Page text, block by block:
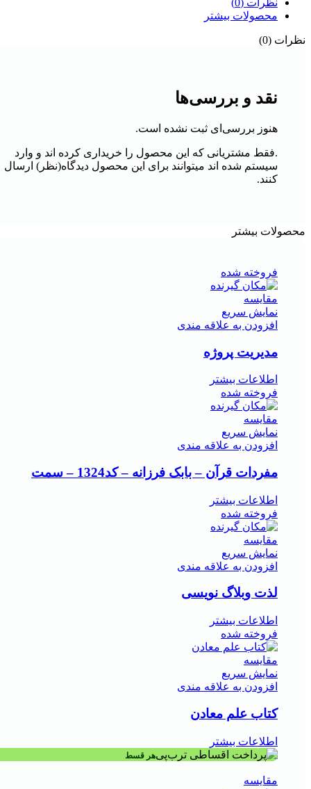
نظرات (0)
محصولات بیشتر
نظرات (0)
نقد و بررسی‌ها
هنوز بررسی‌ای ثبت نشده است.
.فقط مشتریانی که این محصول را خریداری کرده اند و وارد
سیستم شده اند میتوانند برای این محصول دیدگاه(نظر) ارسال
کنند.
محصولات بیشتر
فروخته شده
مقايسه
نمایش سریع
افزودن به علاقه مندی
مدیریت پروژه
اطلاعات بیشتر
فروخته شده
مقايسه
نمایش سریع
افزودن به علاقه مندی
مفردات قرآن – بابک فرزانه – کد1324 – سمت
اطلاعات بیشتر
فروخته شده
مقايسه
نمایش سریع
افزودن به علاقه مندی
لذت وبلاگ نویسی
اطلاعات بیشتر
فروخته شده
مقايسه
نمایش سریع
افزودن به علاقه مندی
کتاب علم معادن
اطلاعات بیشتر
هر قسط
مقايسه